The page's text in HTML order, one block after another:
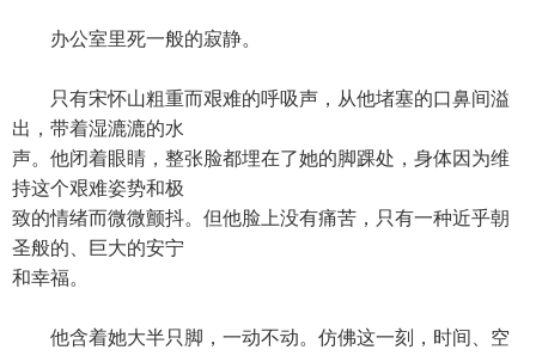
办公室里死一般的寂静。
只有宋怀山粗重而艰难的呼吸声，从他堵塞的口鼻间溢
出，带着湿漉漉的水
声。他闭着眼睛，整张脸都埋在了她的脚踝处，身体因为维
持这个艰难姿势和极
致的情绪而微微颤抖。但他脸上没有痛苦，只有一种近乎朝
圣般的、巨大的安宁
和幸福。
他含着她大半只脚，一动不动。仿佛这一刻，时间、空